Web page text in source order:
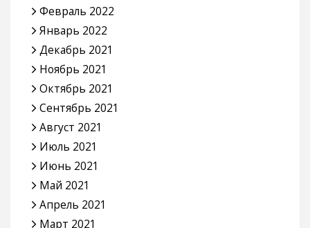
Февраль 2022
Январь 2022
Декабрь 2021
Ноябрь 2021
Октябрь 2021
Сентябрь 2021
Август 2021
Июль 2021
Июнь 2021
Май 2021
Апрель 2021
Март 2021